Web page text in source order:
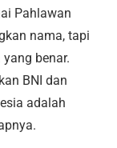
Pahlawan
nama, tapi
benar.
BNI dan
adalah